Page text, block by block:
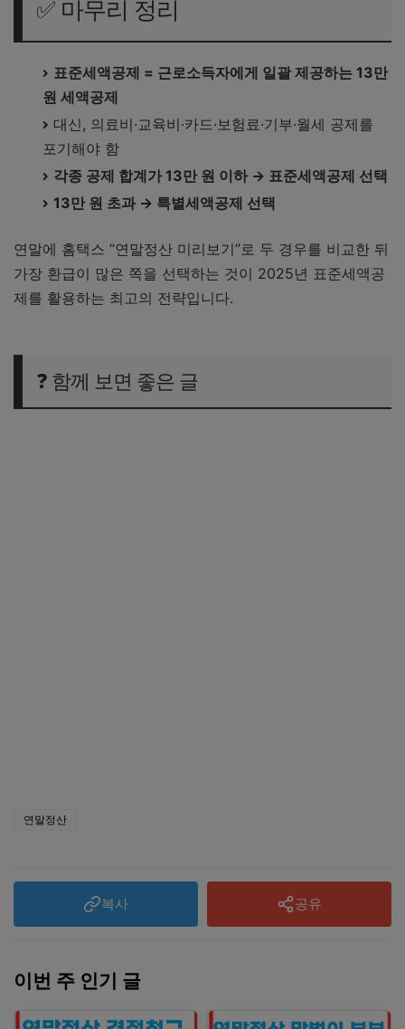
✅ 마무리 정리
표준세액공제 = 근로소득자에게 일괄 제공하는 13만
원 세액공제
대신, 의료비·교육비·카드·보험료·기부·월세 공제를
포기해야 함
각종 공제 합계가 13만 원 이하 → 표준세액공제 선택
13만 원 초과 → 특별세액공제 선택
연말에 홈택스 “연말정산 미리보기”로 두 경우를 비교한 뒤
가장 환급이 많은 쪽을 선택하는 것이 2025년 표준세액공
제를 활용하는 최고의 전략입니다.
❓ 함께 보면 좋은 글
연말정산
복사 공유
이번 주 인기 글